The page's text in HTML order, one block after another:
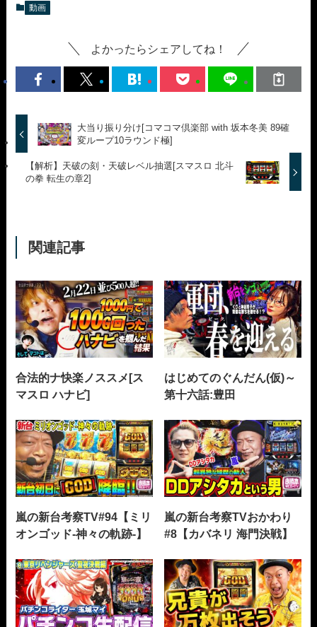
動画
よかったらシェアしてね！
大当り振り分け[コマコマ倶楽部 with 坂本冬美 89確
変ループ10ラウンド極]
【解析】天破の刻・天破レベル抽選[スマスロ 北斗
の拳 転生の章2]
関連記事
合法的ナ快楽ノススメ[ス
マスロ ハナビ]
はじめてのぐんだん(仮)～
第十六話:豊田
嵐の新台考察TV#94【ミリ
オンゴッド-神々の軌跡-】
嵐の新台考察TVおかわり
#8【カバネリ 海門決戦】